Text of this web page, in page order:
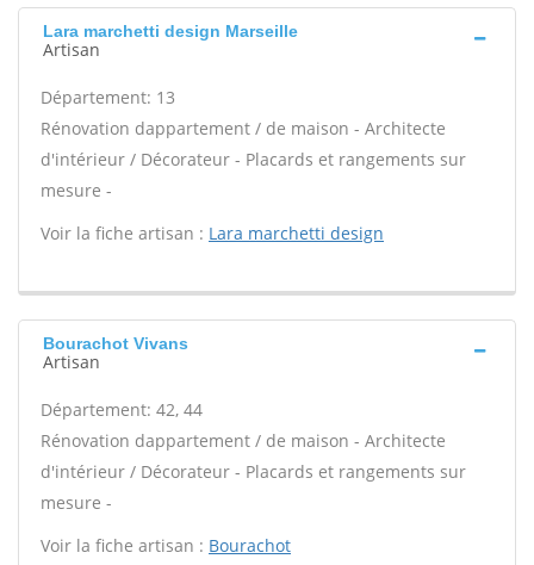
Lara marchetti design Marseille
Artisan
Département: 13
Rénovation dappartement / de maison - Architecte
d'intérieur / Décorateur - Placards et rangements sur
mesure -
Voir la fiche artisan : Lara marchetti design
Bourachot Vivans
Artisan
Département: 42, 44
Rénovation dappartement / de maison - Architecte
d'intérieur / Décorateur - Placards et rangements sur
mesure -
Voir la fiche artisan : Bourachot